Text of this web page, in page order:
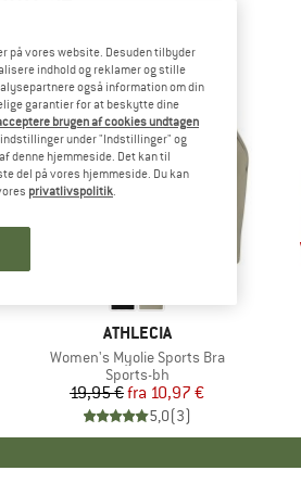
MÆRKE
ATHLECIA
Artikel
Women's Myolie Sports Bra
Produktgruppe
Sports-bh
Pris
19,95 € Nedsat pris
fra 10,97 €
5,0(3)
på vores website. Desuden tilbyder
indhold og reklamer og stille
også information om din
garantier for at beskytte dine
brugen af cookies undtagen
under "Indstillinger" og
denne hjemmeside. Det kan til
del på vores hjemmeside. Du kan
privatlivspolitik.